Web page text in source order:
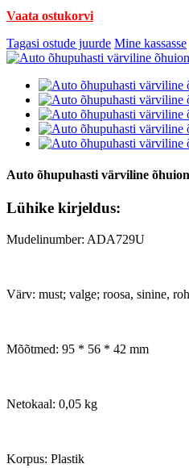
Vaata ostukorvi
Tagasi ostude juurde Mine kassasse
Auto õhupuhasti värviline
Lühike kirjeldus:
Mudelinumber: ADA729U
Värv: must; valge; roosa, sinine,
Mõõtmed: 95 * 56 * 42 mm
Netokaal: 0,05 kg
Korpus: Plastik